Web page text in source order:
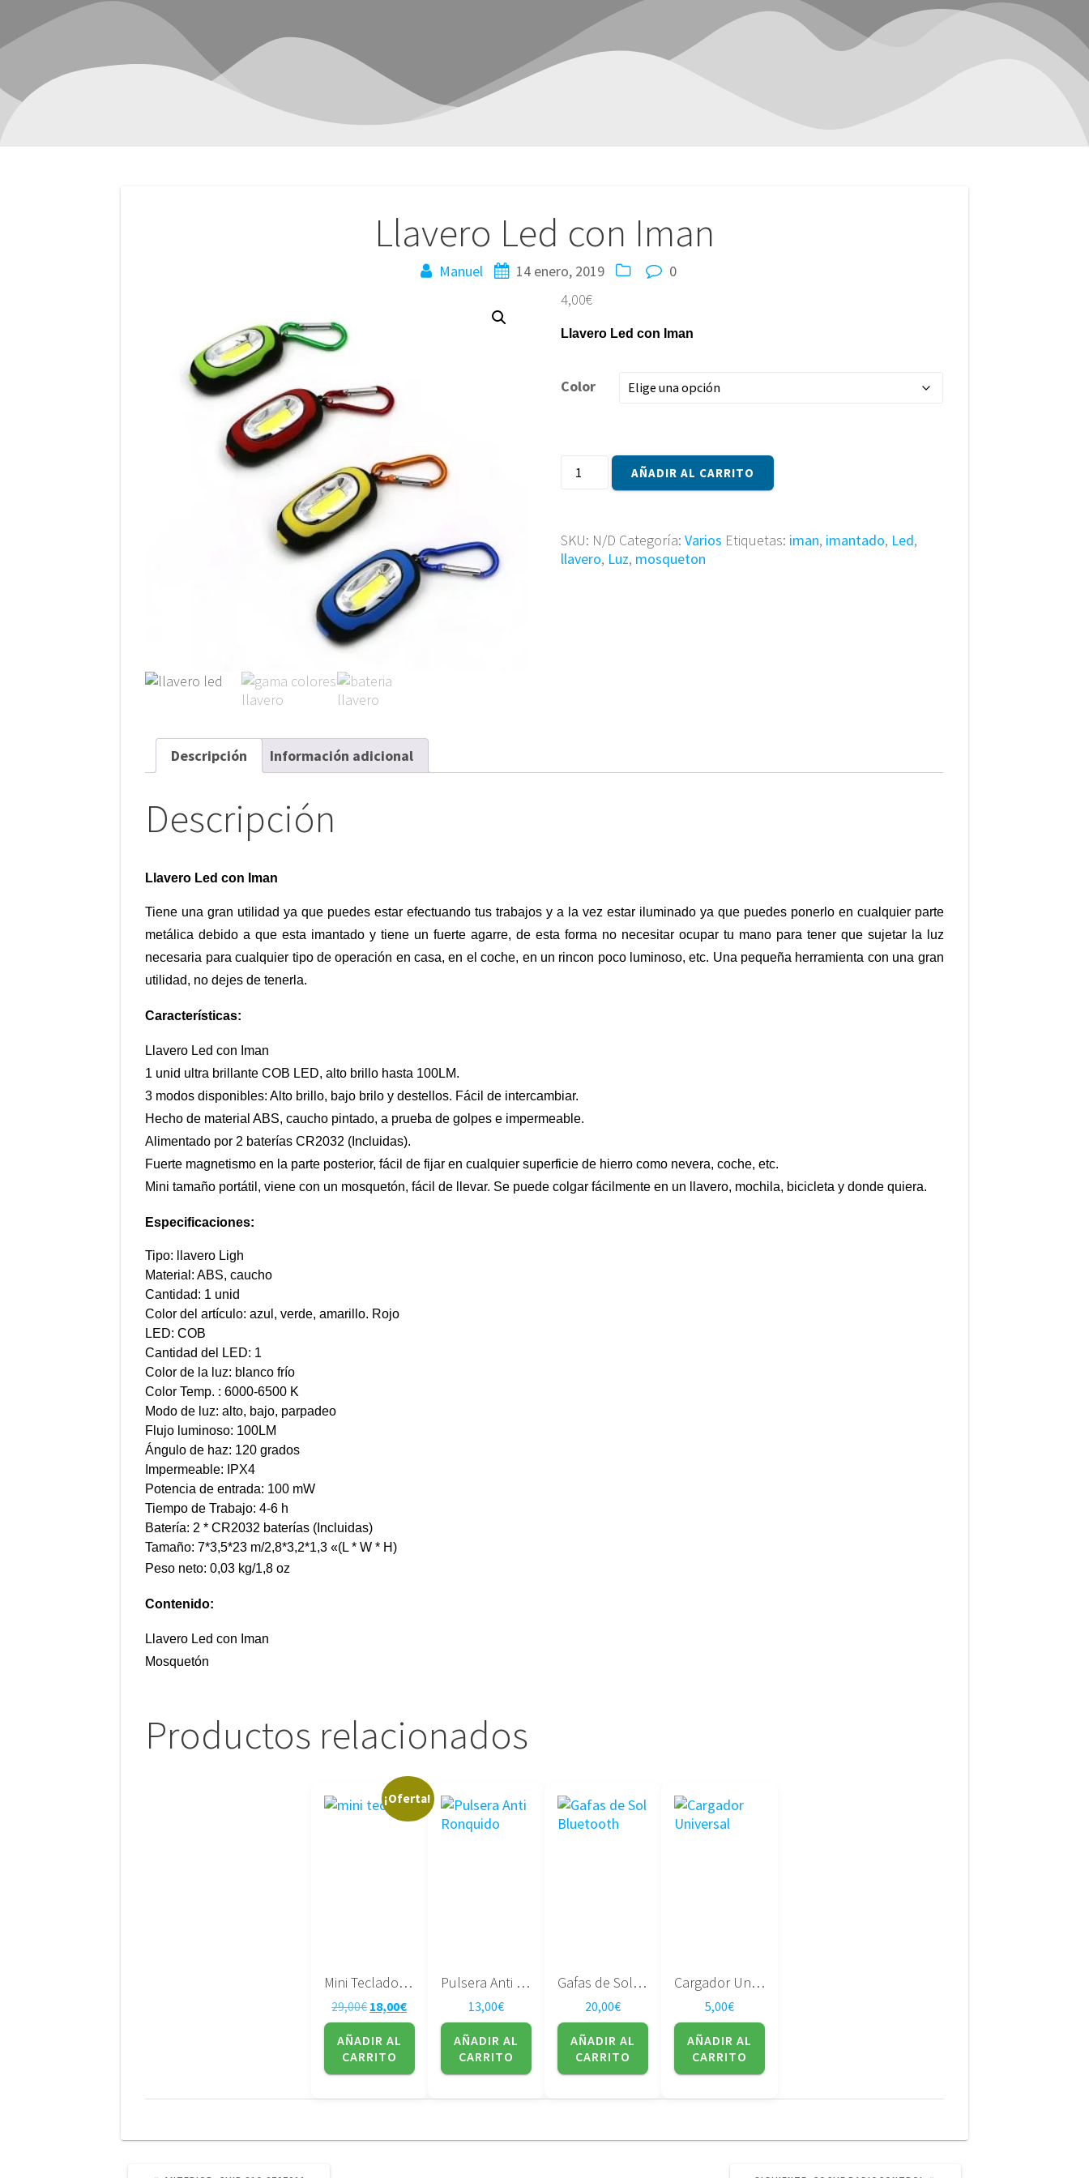
Llavero Led con Iman
Manuel 14 enero, 2019
0
4,00€
Llavero Led con Iman
Color
Llavero
Led
cantidad
AÑADIR AL CARRITO
SKU: N/D Categoría: Varios Etiquetas: iman, imantado, Led,
llavero, Luz, mosqueton
Descripción Información adicional
Descripción
Llavero Led con Iman
Tiene una gran utilidad ya que puedes estar efectuando tus trabajos y a la vez estar iluminado ya que puedes ponerlo en cualquier parte
metálica debido a que esta imantado y tiene un fuerte agarre, de esta forma no necesitar ocupar tu mano para tener que sujetar la luz
necesaria para cualquier tipo de operación en casa, en el coche, en un rincon poco luminoso, etc. Una pequeña herramienta con una gran
utilidad, no dejes de tenerla.
Características:
Llavero Led con Iman
1 unid ultra brillante COB LED, alto brillo hasta 100LM.
3 modos disponibles: Alto brillo, bajo brilo y destellos. Fácil de intercambiar.
Hecho de material ABS, caucho pintado, a prueba de golpes e impermeable.
Alimentado por 2 baterías CR2032 (Incluidas).
Fuerte magnetismo en la parte posterior, fácil de fijar en cualquier superficie de hierro como nevera, coche, etc.
Mini tamaño portátil, viene con un mosquetón, fácil de llevar. Se puede colgar fácilmente en un llavero, mochila, bicicleta y donde quiera.
Especificaciones:
Tipo: llavero Ligh
Material: ABS, caucho
Cantidad: 1 unid
Color del artículo: azul, verde, amarillo. Rojo
LED: COB
Cantidad del LED: 1
Color de la luz: blanco frío
Color Temp. : 6000-6500 K
Modo de luz: alto, bajo, parpadeo
Flujo luminoso: 100LM
Ángulo de haz: 120 grados
Impermeable: IPX4
Potencia de entrada: 100 mW
Tiempo de Trabajo: 4-6 h
Batería: 2 * CR2032 baterías (Incluidas)
Tamaño: 7*3,5*23 m/2,8*3,2*1,3 «(L * W * H)
Peso neto: 0,03 kg/1,8 oz
Contenido:
Llavero Led con Iman
Mosquetón
Productos relacionados
¡Oferta!
Mini Teclado Español con retroiluminación
29,00€El precio original era: 29,00€.
18,00€El precio actual es: 18,00€.
AÑADIR AL
CARRITO
Pulsera Anti Ronquido
13,00€
AÑADIR AL
CARRITO
Gafas de Sol Bluetooth
20,00€
AÑADIR AL
CARRITO
Cargador Universal para 3,7 V
5,00€
AÑADIR AL
CARRITO
entradas